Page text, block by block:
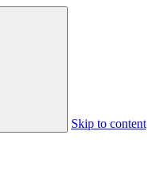
Skip to content